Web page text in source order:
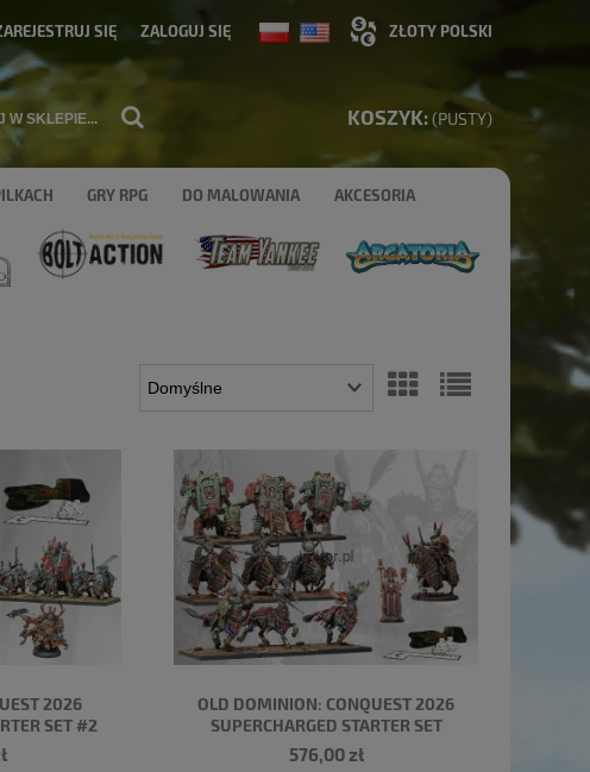
SIĘ ZALOGUJ SIĘ
KOSZYK:(PUSTY)
GRY RPG DO MALOWANIA AKCESORIA
2026
SET #2
OLD DOMINION: CONQUEST 2026
SUPERCHARGED STARTER SET
576,00 zł